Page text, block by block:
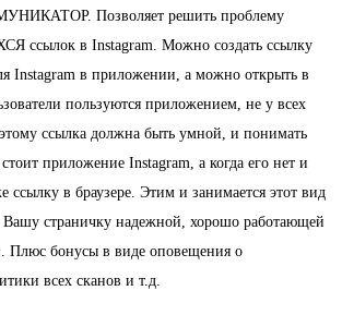
Позволяет решить проблему
в Instagram. Можно создать ссылку
Instagram в приложении, а можно открыть в
пользуются приложением, не у всех
ссылка должна быть умной, и понимать
стоит приложение Instagram, а когда его нет и
ссылку в браузере. Этим и занимается этот вид
Вашу страничку надежной, хорошо работающей
Плюс бонусы в виде оповещения о
всех сканов и т.д.